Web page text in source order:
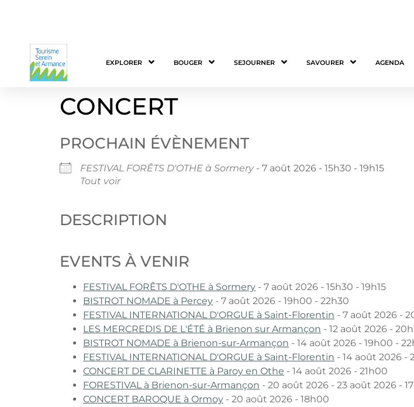
EXPLORER BOUGER SEJOURNER SAVOURER AGENDA
CONCERT
PROCHAIN ÉVÈNEMENT
FESTIVAL FORÊTS D'OTHE à Sormery - 7 août 2026 - 15h30 - 19h15
Tout voir
DESCRIPTION
EVENTS À VENIR
FESTIVAL FORÊTS D'OTHE à Sormery - 7 août 2026 - 15h30 - 19h15
BISTROT NOMADE à Percey - 7 août 2026 - 19h00 - 22h30
FESTIVAL INTERNATIONAL D'ORGUE à Saint-Florentin - 7 août 2026 -
LES MERCREDIS DE L'ÉTÉ à Brienon sur Armançon - 12 août 2026 -
BISTROT NOMADE à Brienon-sur-Armançon - 14 août 2026 - 19h00 -
FESTIVAL INTERNATIONAL D'ORGUE à Saint-Florentin - 14 août 2026 -
CONCERT DE CLARINETTE à Paroy en Othe - 14 août 2026 - 21h00
FORESTIVAL à Brienon-sur-Armançon - 20 août 2026 - 23 août 2026 -
CONCERT BAROQUE à Ormoy - 20 août 2026 - 18h00